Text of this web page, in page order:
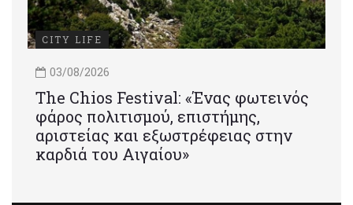
CITY LIFE
03/08/2026
Τhe Chios Festival: «Ένας φωτεινός
φάρος πολιτισμού, επιστήμης,
αριστείας και εξωστρέφειας στην
καρδιά του Αιγαίου»